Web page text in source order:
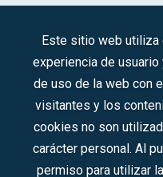
2022 © DTI · Todos los
Política de
Este sitio web utiliza
experiencia de
de uso de la web con
visitantes y los
cookies no son
carácter personal. Al
permiso para utilizar